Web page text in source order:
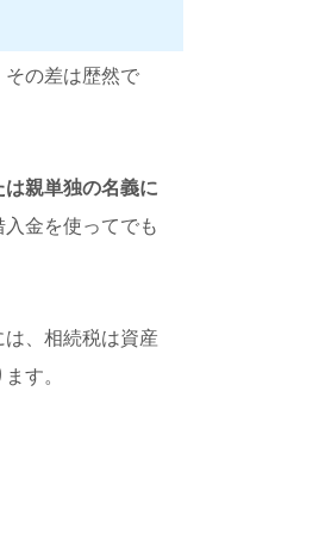
の差は歴然で
親単独の名義に
金を使ってでも
、相続税は資産
す。